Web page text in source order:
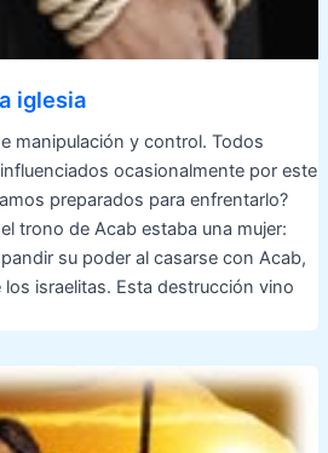
iglesia
manipulación y control. Todos
ocasionalmente por este
preparados para enfrentarlo?
trono de Acab estaba una mujer:
su poder al casarse con Acab,
israelitas. Esta destrucción vino